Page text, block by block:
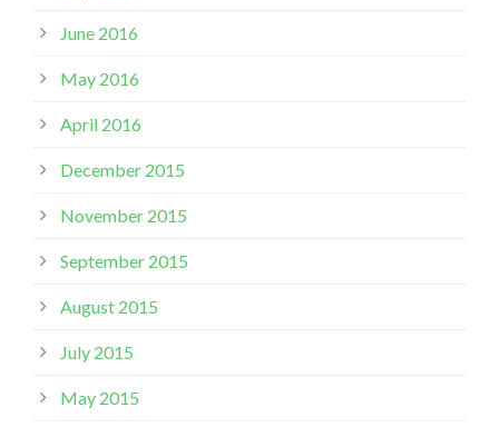
June 2016
May 2016
April 2016
December 2015
November 2015
September 2015
August 2015
July 2015
May 2015